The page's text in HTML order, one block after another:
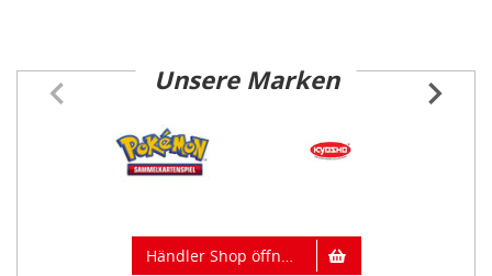
Unsere Marken
Händler Shop öffnen